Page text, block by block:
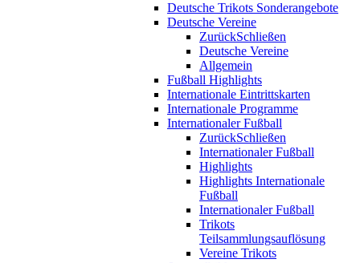
Deutsche Trikots Sonderangebote
Deutsche Vereine
ZurückSchließen
Deutsche Vereine
Allgemein
Fußball Highlights
Internationale Eintrittskarten
Internationale Programme
Internationaler Fußball
ZurückSchließen
Internationaler Fußball
Highlights
Highlights Internationale
Fußball
Internationaler Fußball
Trikots
Teilsammlungsauflösung
Vereine Trikots